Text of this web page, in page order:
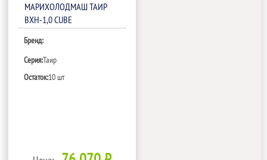
МАРИХОЛОДМАШ ТАИР
ВХН-1,0 CUBE
Бренд:
Серия:Таир
Остаток:10 шт